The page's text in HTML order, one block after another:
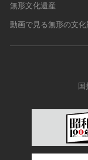
無形文化遺産
動画で見る無形の文化